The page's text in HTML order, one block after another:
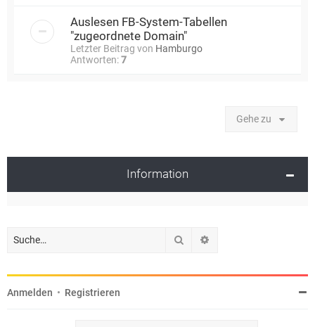
Auslesen FB-System-Tabellen
"zugeordnete Domain"
Letzter Beitrag von Hamburgo
Antworten:7
Gehe zu
Information
Suche
Anmelden • Registrieren